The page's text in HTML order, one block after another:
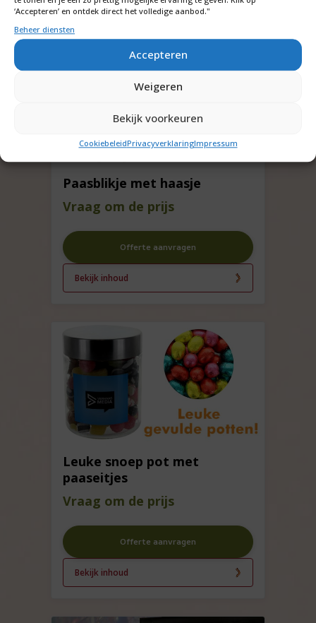
‘Accepteren’ en ontdek direct het volledige aanbod."
Beheer diensten
Accepteren
Weigeren
Bekijk voorkeuren
CookiebeleidPrivacyverklaringImpressum
Paasblikje met haasje
Vraag om de prijs
Offerte aanvragen
Bekijk inhoud
Leuke snoep pot met
paaseitjes
Vraag om de prijs
Offerte aanvragen
Bekijk inhoud